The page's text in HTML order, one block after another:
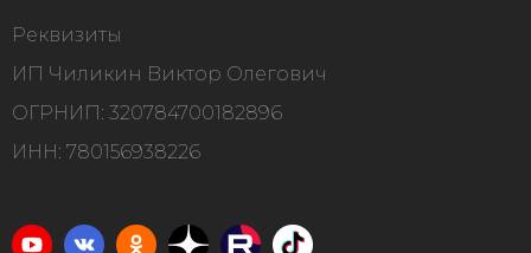
Реквизиты
ИП Чиликин Виктор Олегович
ОГРНИП: 320784700182896
ИНН: 780156938226